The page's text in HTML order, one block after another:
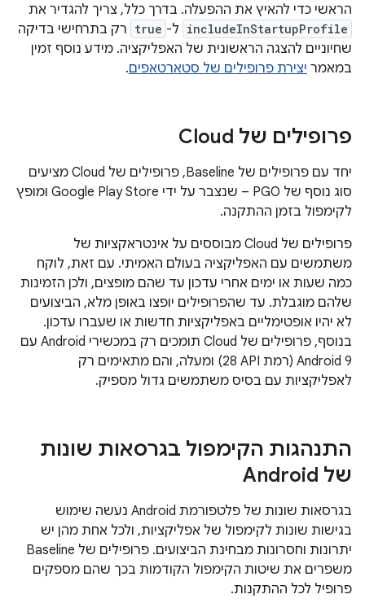
הראשי כדי להאיץ את ההפעלה. בדרך כלל, צריך להגדיר את
includeInStartupProfile ל- true רק בתרחישי בדיקה
שחיוניים להצגה הראשונית של האפליקציה. מידע נוסף זמין
במאמר יצירת פרופילים של סטארטאפים.
פרופילים של Cloud
יחד עם פרופילים של Baseline, פרופילים של Cloud מציעים
סוג נוסף של PGO – שנצבר על ידי Google Play Store ומופץ
לקימפול בזמן ההתקנה.
פרופילים של Cloud מבוססים על אינטראקציות של
משתמשים עם האפליקציה בעולם האמיתי. עם זאת, לוקח
כמה שעות או ימים אחרי עדכון עד שהם מופצים, ולכן הזמינות
שלהם מוגבלת. עד שהפרופילים יופצו באופן מלא, הביצועים
לא יהיו אופטימליים באפליקציות חדשות או שעברו עדכון.
בנוסף, פרופילים של Cloud תומכים רק במכשירי Android עם
Android 9 (רמת API‏ 28) ומעלה, והם מתאימים רק
לאפליקציות עם בסיס משתמשים גדול מספיק.
התנהגות הקימפול בגרסאות שונות
של Android
בגרסאות שונות של פלטפורמת Android נעשה שימוש
בגישות שונות לקימפול של אפליקציות, ולכל אחת מהן יש
יתרונות וחסרונות מבחינת הביצועים. פרופילים של Baseline
משפרים את שיטות הקימפול הקודמות בכך שהם מספקים
פרופיל לכל ההתקנות.